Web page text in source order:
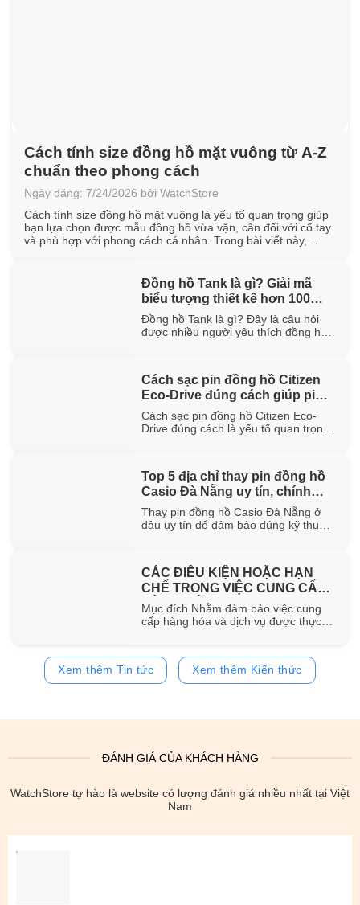
Cách tính size đồng hồ mặt vuông từ A-Z
chuẩn theo phong cách
Ngày đăng: 7/24/2026 bởi WatchStore
Cách tính size đồng hồ mặt vuông là yếu tố quan trọng giúp
bạn lựa chọn được mẫu đồng hồ vừa vặn, cân đối với cổ tay
và phù hợp với phong cách cá nhân. Trong bài viết này,
Đồng hồ Tank là gì? Giải mã
biểu tượng thiết kế hơn 100
năm tuổi
Đồng hồ Tank là gì? Đây là câu hỏi
được nhiều người yêu thích đồng hồ
hơn 100 năm trong ngành chế tác.
Trong bài viết này, WatchStore sẽ
giúp bạn khám phá nguồn gốc ra đời,
đặc điểm [...]
Cách sạc pin đồng hồ Citizen
Eco-Drive đúng cách giúp pin
bền lâu
Cách sạc pin đồng hồ Citizen Eco-
Drive đúng cách là yếu tố quan trọng
bên trong đồng hồ. Trong bài viết này,
WatchStore sẽ hướng dẫn chi tiết các
phương pháp sạc bằng ánh sáng mặt
trời, ánh [...]
Top 5 địa chỉ thay pin đồng hồ
Casio Đà Nẵng uy tín, chính
hãng
Thay pin đồng hồ Casio Đà Nẵng ở
đâu uy tín để đảm bảo đúng kỹ thuật
thay pin Casio đáng tin cậy tại Đà
Nẵng, đồng thời chia sẻ quy trình
thay pin và bảng giá tham [...]
CÁC ĐIỀU KIỆN HOẶC HẠN
CHẾ TRONG VIỆC CUNG CẤP
HÀNG HÓA, DỊCH VỤ
Mục đích Nhằm đảm bảo việc cung
cấp hàng hóa và dịch vụ được thực
khách hàng, website
https://www.watchstore.vn công bố
các điều kiện và giới hạn áp dụng đối
Xem thêm Tin tức Xem thêm Kiến thức
ĐÁNH GIÁ CỦA KHÁCH HÀNG
WatchStore tự hào là website có lượng đánh giá nhiều nhất tại Việt
Nam